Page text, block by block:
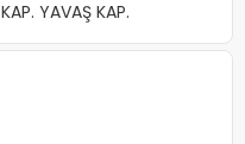
KAP. YAVAŞ KAP.